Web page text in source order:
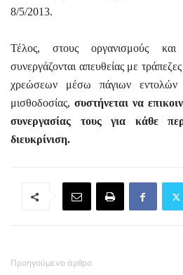
8/5/2013.
Τέλος, στους οργανισμούς και
συνεργάζονται απευθείας με
χρεώσεων μέσω πάγιων εντολών
μισθοδοσίας, συστήνεται να
συνεργασίας τους για κάθε
διευκρίνιση.
Προηγούμενο άρθρο